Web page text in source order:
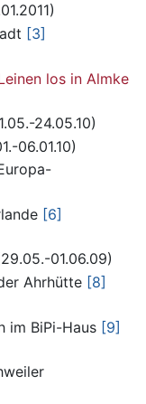
[3]
los in Almke
24.05.10)
06.01.10)
[6]
01.06.09)
Ahrhütte [8]
im BiPi-Haus [9]